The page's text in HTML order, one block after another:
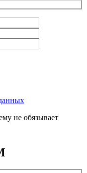
не обязывает